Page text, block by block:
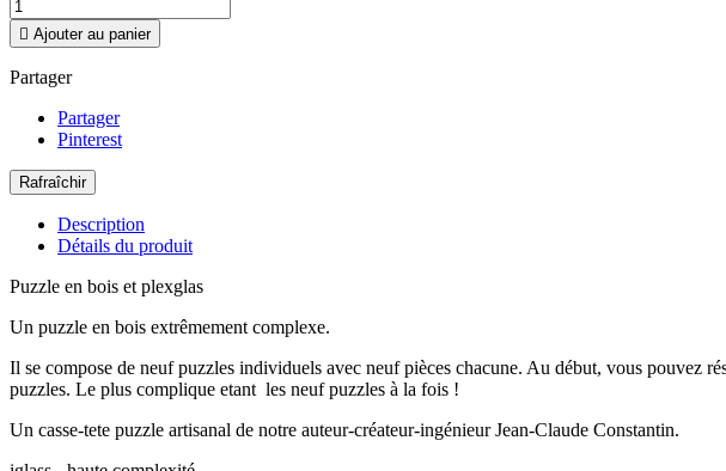
 Ajouter au panier
Partager
Partager
Pinterest
Description
Détails du produit
Puzzle en bois et plexglas
Un puzzle en bois extrêmement complexe.
Il se compose de neuf puzzles individuels avec neuf pièces chacune. Au début, vous pouvez
puzzles. Le plus complique etant les neuf puzzles à la fois !
Un casse-tete puzzle artisanal de notre auteur-créateur-ingénieur Jean-Claude Constantin.